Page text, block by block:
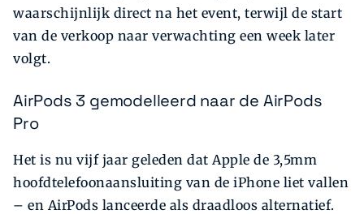
waarschijnlijk direct na het event, terwijl de start
van de verkoop naar verwachting een week later
volgt.
AirPods 3 gemodelleerd naar de AirPods
Pro
Het is nu vijf jaar geleden dat Apple de 3,5mm
hoofdtelefoonaansluiting van de iPhone liet vallen
– en AirPods lanceerde als draadloos alternatief.